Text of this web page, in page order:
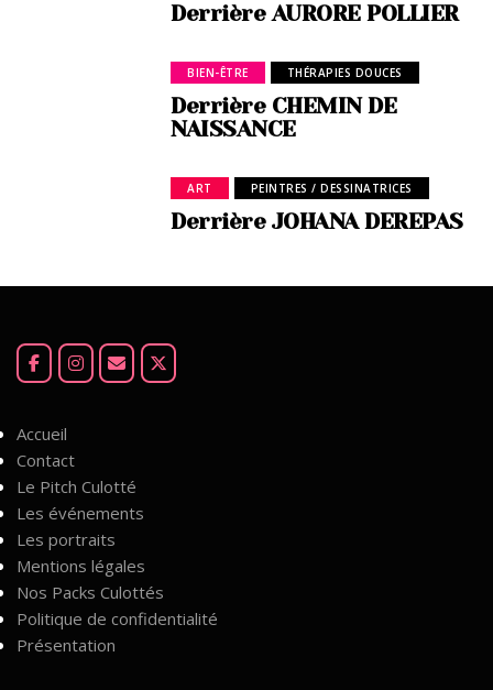
Derrière AURORE POLLIER
BIEN-ÊTRE THÉRAPIES DOUCES
Derrière CHEMIN DE
NAISSANCE
ART PEINTRES / DESSINATRICES
Derrière JOHANA DEREPAS
Accueil
Contact
Le Pitch Culotté
Les événements
Les portraits
Mentions légales
Nos Packs Culottés
Politique de confidentialité
Présentation